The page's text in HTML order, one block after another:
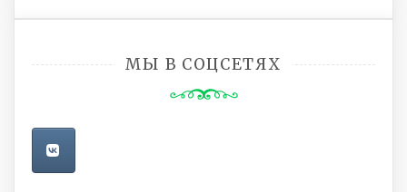
МЫ В СОЦСЕТЯХ